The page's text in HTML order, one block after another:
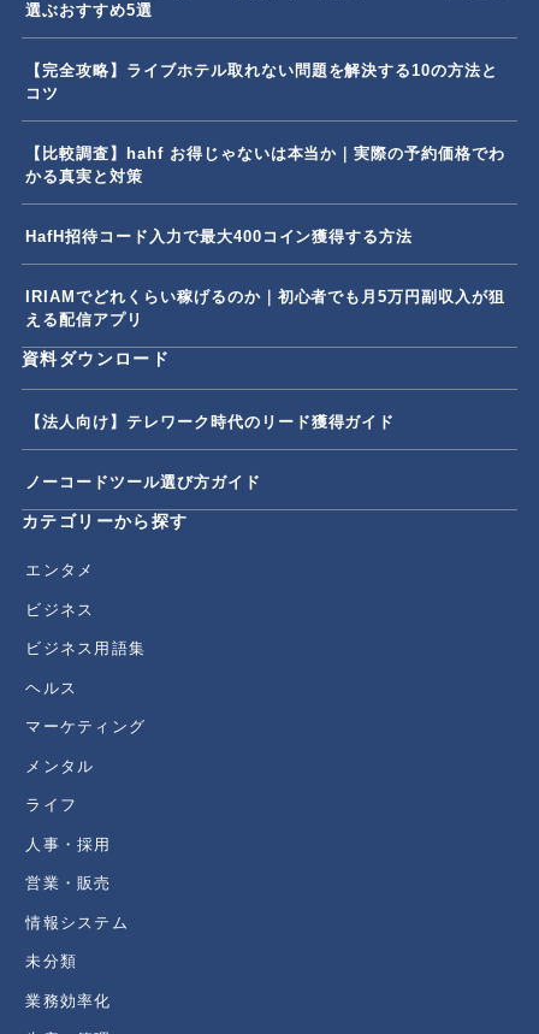
選ぶおすすめ5選
【完全攻略】ライブホテル取れない問題を解決する10の方法と
コツ
【比較調査】hahf お得じゃないは本当か｜実際の予約価格でわ
かる真実と対策
HafH招待コード入力で最大400コイン獲得する方法
IRIAMでどれくらい稼げるのか｜初心者でも月5万円副収入が狙
える配信アプリ
資料ダウンロード
【法人向け】テレワーク時代のリード獲得ガイド
ノーコードツール選び方ガイド
カテゴリーから探す
エンタメ
ビジネス
ビジネス用語集
ヘルス
マーケティング
メンタル
ライフ
人事・採用
営業・販売
情報システム
未分類
業務効率化